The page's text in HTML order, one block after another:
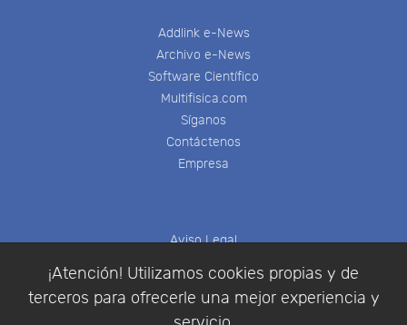
¡Atención! Utilizamos cookies propias y de
terceros para ofrecerle una mejor experiencia y
Addlink e-News
Archivo e-News
Software Científico
Multifisica.com
Síganos
Contáctenos
Empresa
Aviso Legal
Política de Privacidad
Condiciones de compra